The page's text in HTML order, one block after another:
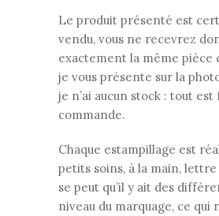
Le produit présenté est
vendu, vous ne recevrez
exactement la même pièce
je vous présente sur la
je n’ai aucun stock : tout est
commande.
Chaque estampillage est
petits soins, à la main,
se peut qu’il y ait des
niveau du marquage, ce qui